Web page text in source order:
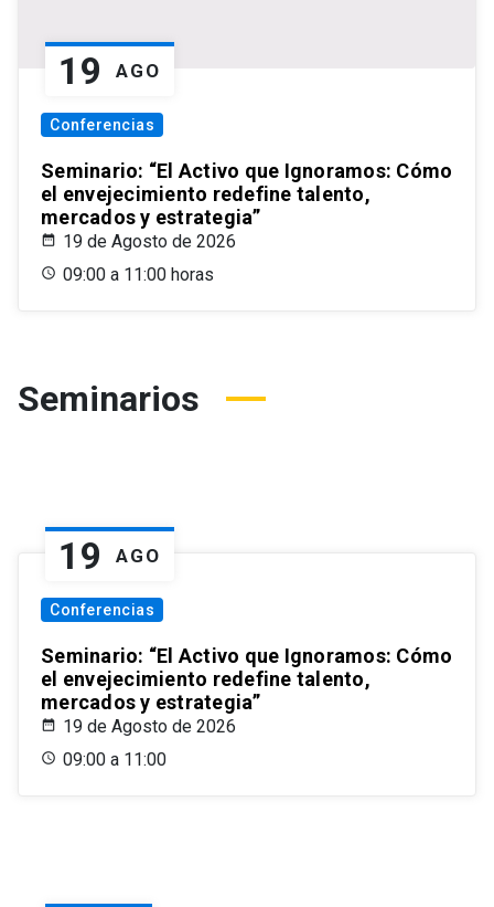
19 AGO
Conferencias
Seminario: “El Activo que Ignoramos: Cómo
el envejecimiento redefine talento,
mercados y estrategia”
19 de Agosto de 2026
09:00 a 11:00 horas
Seminarios
19 AGO
Conferencias
Seminario: “El Activo que Ignoramos: Cómo
el envejecimiento redefine talento,
mercados y estrategia”
19 de Agosto de 2026
09:00 a 11:00